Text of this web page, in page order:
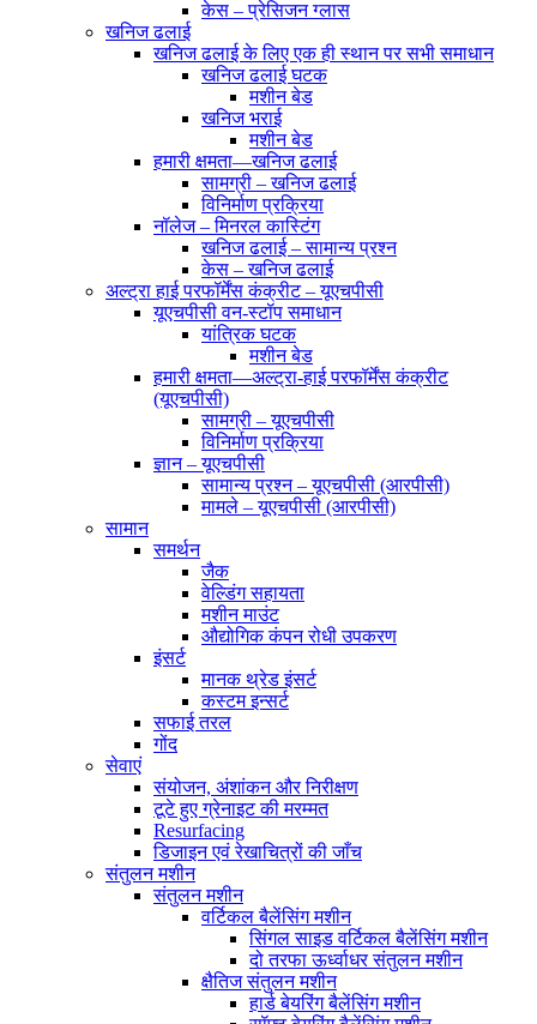
केस – प्रेसिजन ग्लास
खनिज ढलाई
खनिज ढलाई के लिए एक ही स्थान पर सभी समाधान
खनिज ढलाई घटक
मशीन बेड
खनिज भराई
मशीन बेड
हमारी क्षमता—खनिज ढलाई
सामग्री – खनिज ढलाई
विनिर्माण प्रक्रिया
नॉलेज – मिनरल कास्टिंग
खनिज ढलाई – सामान्य प्रश्न
केस – खनिज ढलाई
अल्ट्रा हाई परफॉर्मेंस कंक्रीट – यूएचपीसी
यूएचपीसी वन-स्टॉप समाधान
यांत्रिक घटक
मशीन बेड
हमारी क्षमता—अल्ट्रा-हाई परफॉर्मेंस कंक्रीट
(यूएचपीसी)
सामग्री – यूएचपीसी
विनिर्माण प्रक्रिया
ज्ञान – यूएचपीसी
सामान्य प्रश्न – यूएचपीसी (आरपीसी)
मामले – यूएचपीसी (आरपीसी)
सामान
समर्थन
जैक
वेल्डिंग सहायता
मशीन माउंट
औद्योगिक कंपन रोधी उपकरण
इंसर्ट
मानक थ्रेड इंसर्ट
कस्टम इन्सर्ट
सफाई तरल
गोंद
सेवाएं
संयोजन, अंशांकन और निरीक्षण
टूटे हुए ग्रेनाइट की मरम्मत
Resurfacing
डिजाइन एवं रेखाचित्रों की जाँच
संतुलन मशीन
संतुलन मशीन
वर्टिकल बैलेंसिंग मशीन
सिंगल साइड वर्टिकल बैलेंसिंग मशीन
दो तरफा ऊर्ध्वाधर संतुलन मशीन
क्षैतिज संतुलन मशीन
हार्ड बेयरिंग बैलेंसिंग मशीन